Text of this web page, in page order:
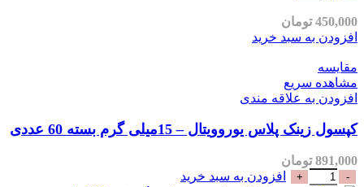
450,000 تومان
افزودن به سبد خرید
مقایسه
مشاهده سریع
افزودن به علاقه مندی
کپسول زینک پلاس یوروویتال – 15میلی گرم بسته 60 عددی
891,000 تومان
افزودن به سبد خرید